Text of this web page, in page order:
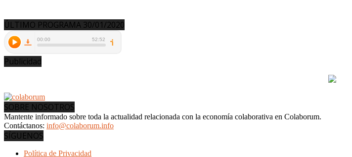
ÚLTIMO PROGRAMA 30/01/2020
Publicidad
SOBRE NOSOTROS
Mantente informado sobre toda la actualidad relacionada con la economía colaborativa en Colaborum.
Contáctanos: info@colaborum.info
SÍGUENOS
Política de Privacidad